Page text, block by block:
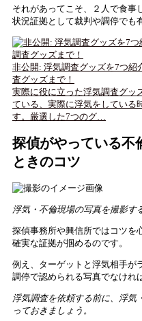
それがあってこそ、２人で食事
状況証拠として裁判や調停でも
非公開: 浮気調査グッズを7つ紹
査グッズまで！
実際に役に立った浮気調査グッ
ている、実際に浮気をしている
す。厳選した7つのグ…
探偵がやっている不
ときのコツ
浮気・不倫現場の写真を撮影す
探偵事務所や興信所ではコツを
確実な証拠が掴めるのです。
例え、ターゲットと浮気相手が
調停で認められる写真でなけれ
浮気調査を依頼する前に、浮気
っておきましょう。